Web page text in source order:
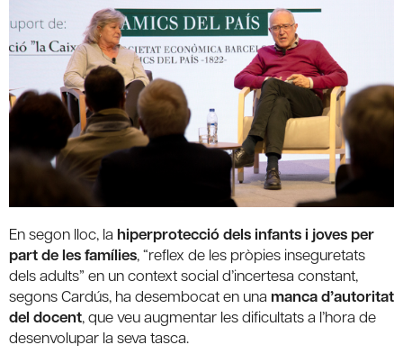
En segon lloc, la hiperprotecció dels infants i joves per
part de les famílies, “reflex de les pròpies inseguretats
dels adults” en un context social d’incertesa constant,
segons Cardús, ha desembocat en una manca d’autoritat
del docent, que veu augmentar les dificultats a l’hora de
desenvolupar la seva tasca.